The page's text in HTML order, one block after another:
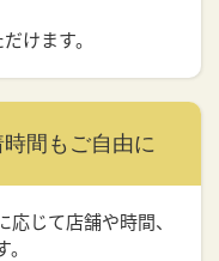
けます。
間もご自由に
じて店舗や時間、